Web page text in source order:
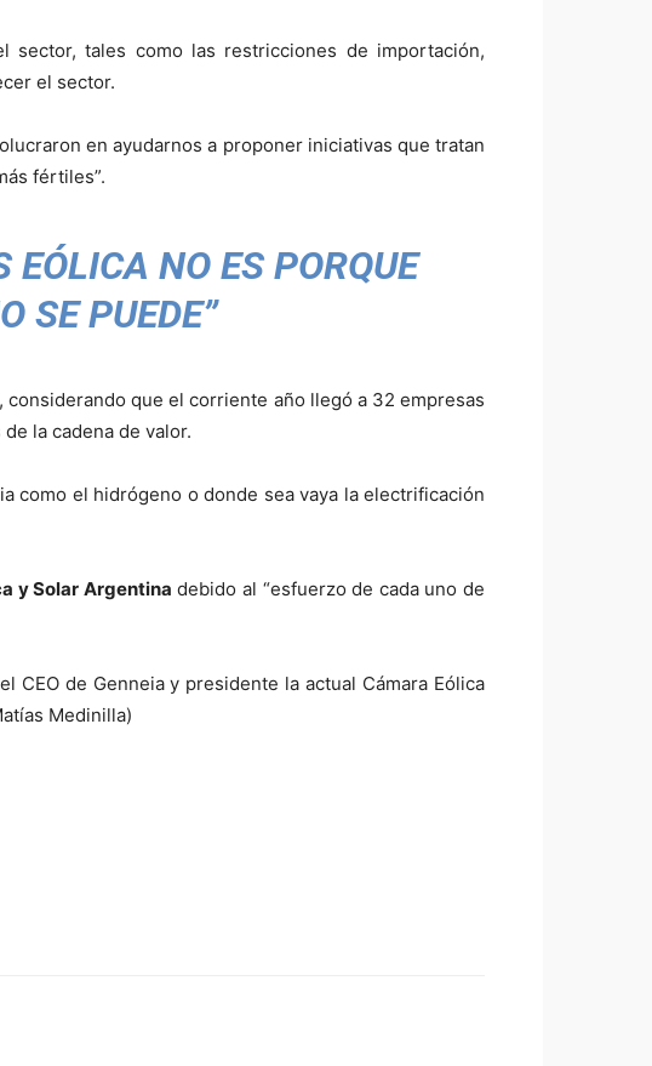
sector, tales como las restricciones de importación,
el sector.
en ayudarnos a proponer iniciativas que tratan
fértiles”.
NO ES PORQUE
SE PUEDE”
que el corriente año llegó a 32 empresas
la cadena de valor.
como el hidrógeno o donde sea vaya la electrificación
y Solar Argentina debido al “esfuerzo de cada uno de
CEO de Genneia y presidente la actual Cámara Eólica
Medinilla)